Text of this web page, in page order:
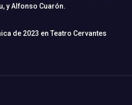
y Alfonso Cuarón.
de 2023 en Teatro Cervantes